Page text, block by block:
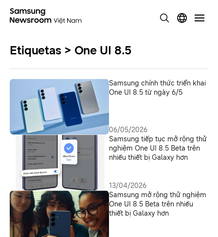
Etiquetas > One UI 8.5
Samsung chính thức triển khai
One UI 8.5 từ ngày 6/5
06/05/2026
Samsung tiếp tục mở rộng thử
nghiệm One UI 8.5 Beta trên
nhiều thiết bị Galaxy hơn
13/04/2026
Samsung mở rộng thử nghiệm
One UI 8.5 Beta trên nhiều
thiết bị Galaxy hơn